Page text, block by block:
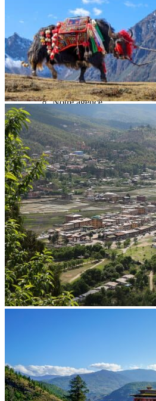
Automne
Hiver
Infos pratiques
Préparer son voyage
Hôtels partenaires
Présentation du
Préparer son voyage
Les festivals
Quand partir au
Notre agence
Notre agence au
Karma, votre
Réseau Asian Roads
Garanties et
Demande d'info
09 83 40 65 79